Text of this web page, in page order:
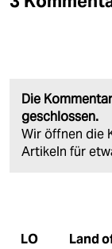
Die
geschlossen.
Wir öffnen die
Artikeln für
LO Land